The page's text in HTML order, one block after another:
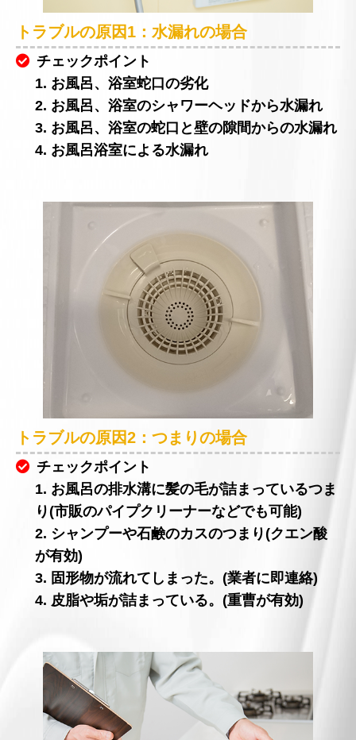
トラブルの原因1：水漏れの場合
チェックポイント
1. お風呂、浴室蛇口の劣化
2. お風呂、浴室のシャワーヘッドから水漏れ
3. お風呂、浴室の蛇口と壁の隙間からの水漏れ
4. お風呂浴室による水漏れ
トラブルの原因2：つまりの場合
チェックポイント
1. お風呂の排水溝に髪の毛が詰まっているつま
り(市販のパイプクリーナーなどでも可能)
2. シャンプーや石鹸のカスのつまり(クエン酸
が有効)
3. 固形物が流れてしまった。(業者に即連絡)
4. 皮脂や垢が詰まっている。(重曹が有効)